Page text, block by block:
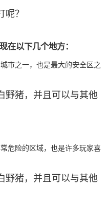
？
在以下几个地方：
市之一，也是最大的安全区之
野猪，并且可以与其他
危险的区域，也是许多玩家喜
野猪，并且可以与其他